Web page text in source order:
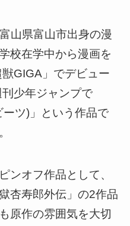
山県富山市出身の漫
校在学中から漫画を
GIGA」でデビュー
少年ジャンプで
ーツ)」という作品で
ンオフ作品として、
杏寿郎外伝」の2作品
原作の雰囲気を大切